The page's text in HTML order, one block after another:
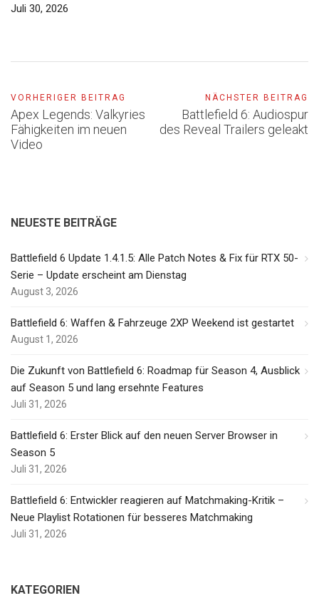
Juli 30, 2026
VORHERIGER BEITRAG
Apex Legends: Valkyries
Fähigkeiten im neuen
Video
NÄCHSTER BEITRAG
Battlefield 6: Audiospur
des Reveal Trailers geleakt
NEUESTE BEITRÄGE
Battlefield 6 Update 1.4.1.5: Alle Patch Notes & Fix für RTX 50-
Serie – Update erscheint am Dienstag
August 3, 2026
Battlefield 6: Waffen & Fahrzeuge 2XP Weekend ist gestartet
August 1, 2026
Die Zukunft von Battlefield 6: Roadmap für Season 4, Ausblick
auf Season 5 und lang ersehnte Features
Juli 31, 2026
Battlefield 6: Erster Blick auf den neuen Server Browser in
Season 5
Juli 31, 2026
Battlefield 6: Entwickler reagieren auf Matchmaking-Kritik –
Neue Playlist Rotationen für besseres Matchmaking
Juli 31, 2026
KATEGORIEN